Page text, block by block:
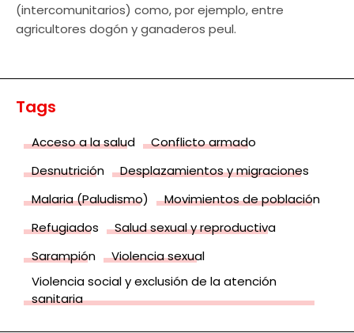
(intercomunitarios) como, por ejemplo, entre
agricultores dogón y ganaderos peul.
Tags
Acceso a la salud
Conflicto armado
Desnutrición
Desplazamientos y migraciones
Malaria (Paludismo)
Movimientos de población
Refugiados
Salud sexual y reproductiva
Sarampión
Violencia sexual
Violencia social y exclusión de la atención
sanitaria